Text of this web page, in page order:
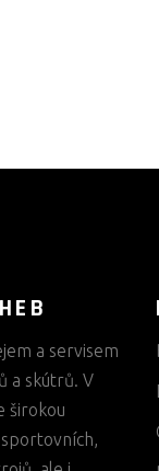
a servisem
a skútrů. V
širokou